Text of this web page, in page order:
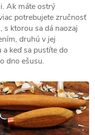
Ak máte ostrý
potrebujete zručnosť
s ktorou sa dá naozaj
druhú v jej
keď sa pustíte do
dno ešusu.